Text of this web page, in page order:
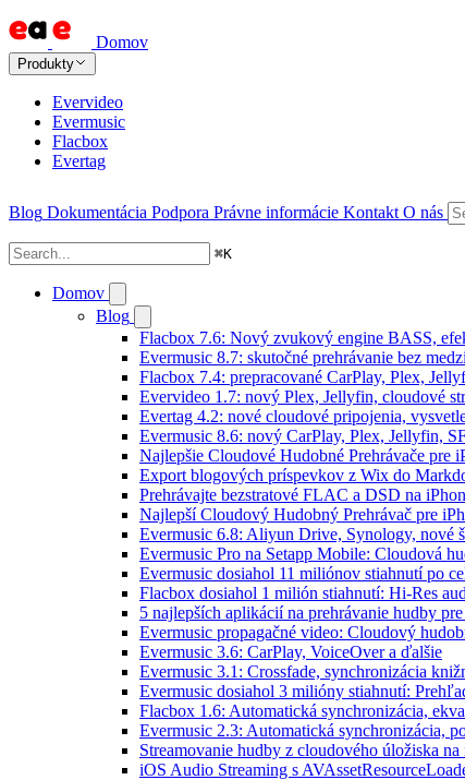
Domov
Produkty
Evervideo
Evermusic
Flacbox
Evertag
Blog Dokumentácia Podpora Právne informácie Kontakt O nás
⌘K
Domov
Blog
Flacbox 7.6: Nový zvukový engine BASS,
Evermusic 8.7: skutočné prehrávanie bez
Flacbox 7.4: prepracované CarPlay, Plex,
Evervideo 1.7: nový Plex, Jellyfin, cloudové
Evertag 4.2: nové cloudové pripojenia,
Evermusic 8.6: nový CarPlay, Plex, Jellyfin,
Najlepšie Cloudové Hudobné Prehrávače pre
Export blogových príspevkov z Wix do
Prehrávajte bezstratové FLAC a DSD na
Najlepší Cloudový Hudobný Prehrávač pre
Evermusic 6.8: Aliyun Drive, Synology, nové
Evermusic Pro na Setapp Mobile: Cloudová
Evermusic dosiahol 11 miliónov stiahnutí po
Flacbox dosiahol 1 milión stiahnutí: Hi-Res
5 najlepších aplikácií na prehrávanie hudby
Evermusic propagačné video: Cloudový
Evermusic 3.6: CarPlay, VoiceOver a ďalšie
Evermusic 3.1: Crossfade, synchronizácia
Evermusic dosiahol 3 milióny stiahnutí:
Flacbox 1.6: Automatická synchronizácia,
Evermusic 2.3: Automatická synchronizácia,
Streamovanie hudby z cloudového úložiska
iOS Audio Streaming s